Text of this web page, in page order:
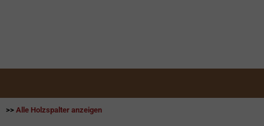
>> Alle Holzspalter anzeigen